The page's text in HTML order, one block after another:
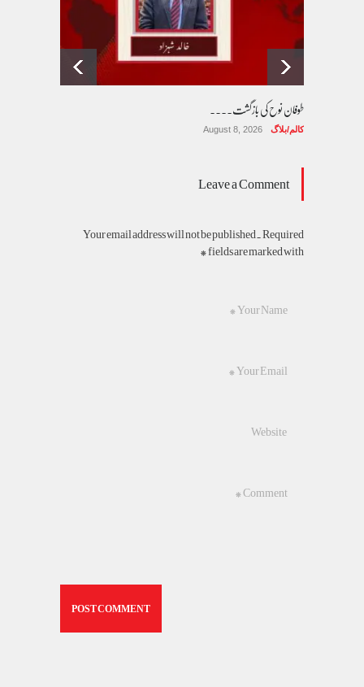
طوفان نوح کی بازگشت....
کالم/بلاگ August 8, 2026
Leave a Comment
Your email address will not be published. Required
fields are marked with *